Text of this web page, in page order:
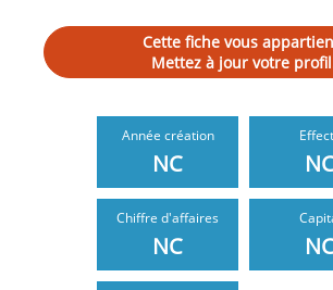
Cette fiche vous
Mettez à jour votre
Année création
NC
Chiffre d'affaires
NC